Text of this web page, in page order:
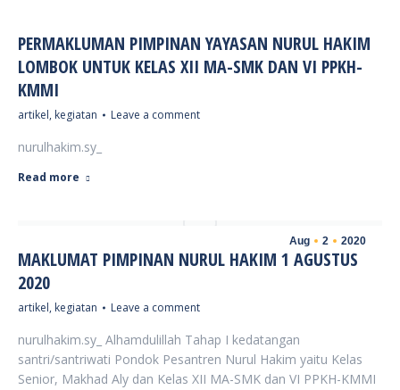
PERMAKLUMAN PIMPINAN YAYASAN NURUL HAKIM
LOMBOK UNTUK KELAS XII MA-SMK DAN VI PPKH-
KMMI
artikel, kegiatan Leave a comment
nurulhakim.sy_
Read more
Aug 2 2020
MAKLUMAT PIMPINAN NURUL HAKIM 1 AGUSTUS
2020
artikel, kegiatan Leave a comment
nurulhakim.sy_ Alhamdulillah Tahap I kedatangan
santri/santriwati Pondok Pesantren Nurul Hakim yaitu Kelas
Senior, Makhad Aly dan Kelas XII MA-SMK dan VI PPKH-KMMI